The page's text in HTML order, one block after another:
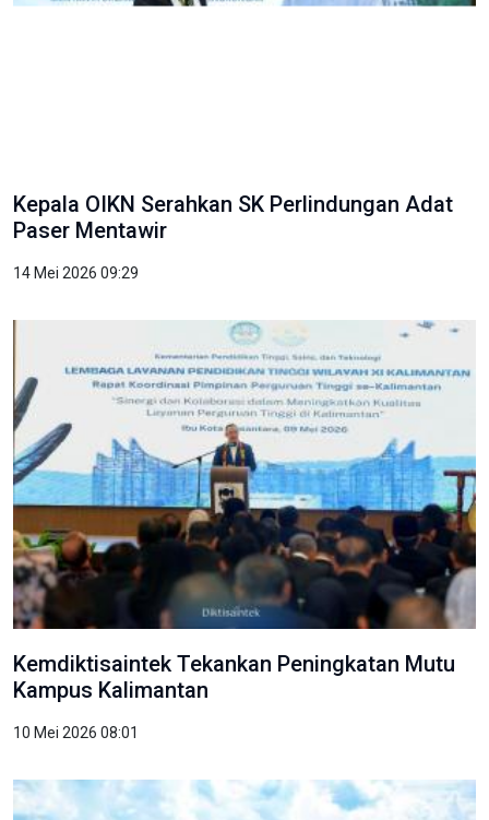
Kepala OIKN Serahkan SK Perlindungan Adat
Paser Mentawir
14 Mei 2026 09:29
Kemdiktisaintek Tekankan Peningkatan Mutu
Kampus Kalimantan
10 Mei 2026 08:01